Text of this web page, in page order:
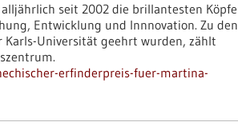
seit 2002 die brillantesten Köpfe
Entwicklung und Innnovation. Zu den
Karls-Universität geehrt wurden, zählt
erfinderpreis-fuer-martina-